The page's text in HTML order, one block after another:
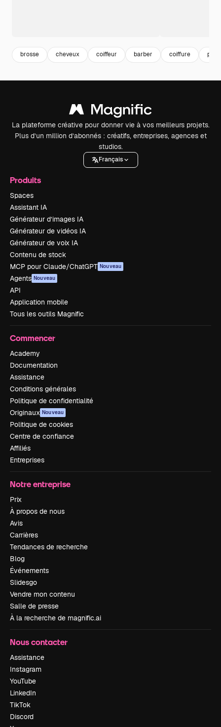
brosse cheveux coiffeur barber coiffure
La plateforme créative pour donner vie à vos meilleurs projets.
Plus d’un million d’abonnés : créatifs, entreprises, agences et
studios.
Français
Produits
Spaces
Assistant IA
Générateur d’images IA
Générateur de vidéos IA
Générateur de voix IA
Contenu de stock
MCP pour Claude/ChatGPT Nouveau
Agents Nouveau
API
Application mobile
Tous les outils Magnific
Commencer
Academy
Documentation
Assistance
Conditions générales
Politique de confidentialité
Originaux Nouveau
Politique de cookies
Centre de confiance
Affiliés
Entreprises
Notre entreprise
Prix
À propos de nous
Avis
Carrières
Tendances de recherche
Blog
Événements
Slidesgo
Vendre mon contenu
Salle de presse
À la recherche de magnific.ai
Nous contacter
Assistance
Instagram
YouTube
LinkedIn
TikTok
Discord